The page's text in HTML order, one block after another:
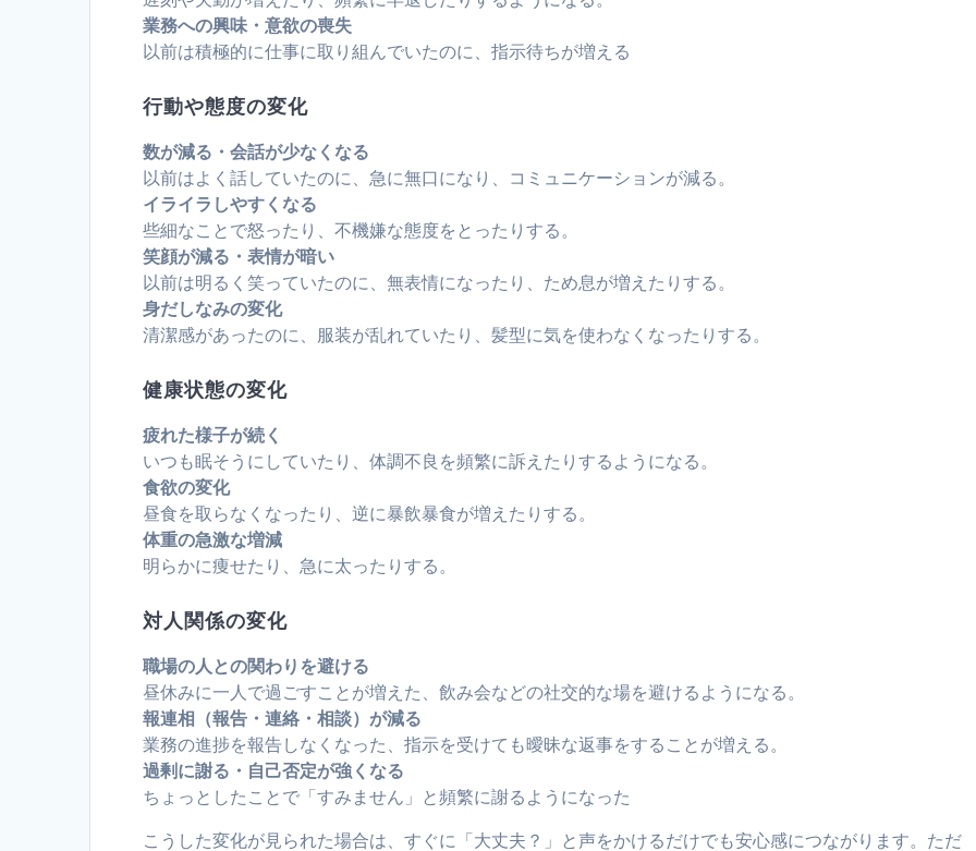
業務への興味・意欲の喪失
以前は積極的に仕事に取り組んでいたのに、指示待ちが増える
行動や態度の変化
数が減る・会話が少なくなる
以前はよく話していたのに、急に無口になり、コミュニケーションが減る。
イライラしやすくなる
些細なことで怒ったり、不機嫌な態度をとったりする。
笑顔が減る・表情が暗い
以前は明るく笑っていたのに、無表情になったり、ため息が増えたりする。
身だしなみの変化
清潔感があったのに、服装が乱れていたり、髪型に気を使わなくなったりする。
健康状態の変化
疲れた様子が続く
いつも眠そうにしていたり、体調不良を頻繁に訴えたりするようになる。
食欲の変化
昼食を取らなくなったり、逆に暴飲暴食が増えたりする。
体重の急激な増減
明らかに痩せたり、急に太ったりする。
対人関係の変化
職場の人との関わりを避ける
昼休みに一人で過ごすことが増えた、飲み会などの社交的な場を避けるようになる。
報連相（報告・連絡・相談）が減る
業務の進捗を報告しなくなった、指示を受けても曖昧な返事をすることが増える。
過剰に謝る・自己否定が強くなる
ちょっとしたことで「すみません」と頻繁に謝るようになった
こうした変化が見られた場合は、すぐに「大丈夫？」と声をかけるだけでも安心感につながります。ただ